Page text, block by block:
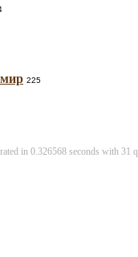
225
in 0.326568 seconds with